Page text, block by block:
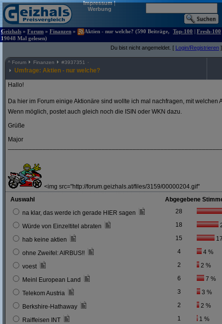
Impressum|
Werbung
Geizhals » Forum » Finanzen »
Aktien - nur welche? (590 Beiträge,
19048 Mal gelesen)
Top-100 | Fresh-100
Du bist nicht angemeldet. [ Login/Registrieren ]
^ Forum Finanzen #3937351
Umfrage: Aktien - nur welche?
Hallo!
Da hier im Forum einige Aktionäre sind wollte ich mal nachfragen, mit welchen
Wenn möglich, postet auch gleich noch die ISIN oder WKN dazu.
Grüße
Major
<img src="http://forum.geizhals.at/files/3159/00000204.gif"
Auswahl
Abgegebene
na klar, das werde ich gerade HIER sagen
28
Würde von Einzeltitel abraten 18
hab keine aktien 15
ohne Zweifel: AIRBUS!! 4 4 %
voest 2 2 %
Meinl European Land 6 7 %
Telekom Austria 3 3 %
Berkshire-Hathaway 2 2 %
Raiffeisen INT 1 1 %